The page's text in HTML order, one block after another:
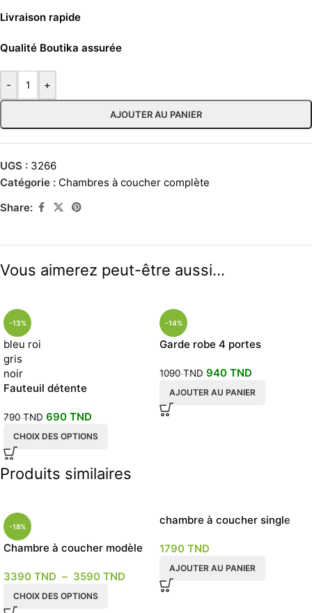
Livraison rapide
Qualité Boutika assurée
- +
AJOUTER AU PANIER
UGS : 3266
Catégorie : Chambres à coucher complète
Share:
Vous aimerez peut-être aussi…
-13%
bleu roi
gris
noir
Fauteuil détente
790TND 690 TND
CHOIX DES OPTIONS
-14%
Garde robe 4 portes
1090TND 940 TND
AJOUTER AU PANIER
Produits similaires
-18%
Chambre à coucher modèle
3390 TND – 3590 TND
CHOIX DES OPTIONS
chambre à coucher single
1790 TND
AJOUTER AU PANIER